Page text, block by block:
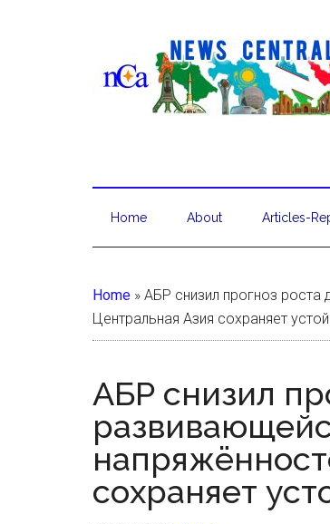
Home About Articles-
Home » АБР снизил прогноз роста
Центральная Азия сохраняет
АБР снизил
сохраняет